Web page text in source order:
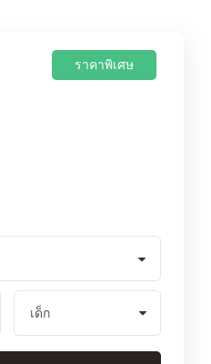
ราคาพิเศษ